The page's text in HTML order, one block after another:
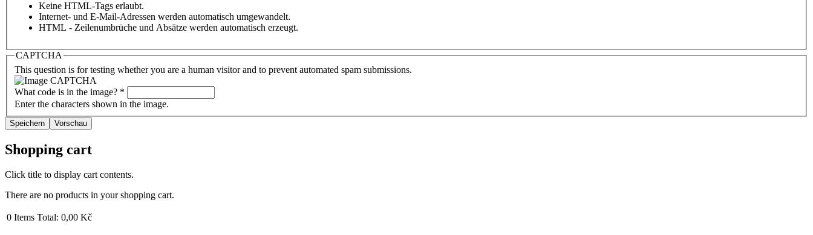
Keine HTML-Tags erlaubt.
Internet- und E-Mail-Adressen werden automatisch umgewandelt.
HTML - Zeilenumbrüche und Absätze werden automatisch erzeugt.
CAPTCHA
This question is for testing whether you are a human visitor and to prevent automated spam submissions.
What code is in the image? *
Enter the characters shown in the image.
Shopping cart
Click title to display cart contents.
There are no products in your shopping cart.
0 Items Total: 0,00 Kč